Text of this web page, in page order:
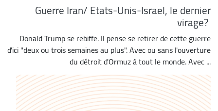
Guerre Iran/ Etats-Unis-Israel, le dernier
virage?
Donald Trump se rebiffe. Il pense se retirer de cette guerre
d'ici "deux ou trois semaines au plus". Avec ou sans l'ouverture
du détroit d'Ormuz à tout le monde. Avec ...